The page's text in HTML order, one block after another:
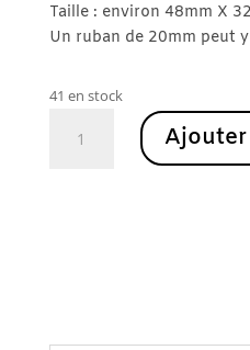
Taille : environ 48mm X
Un ruban de 20mm peut
41 en stock